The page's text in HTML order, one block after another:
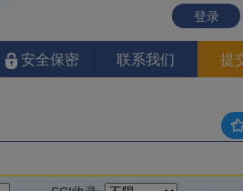
登录
安全保密 联系我们 提